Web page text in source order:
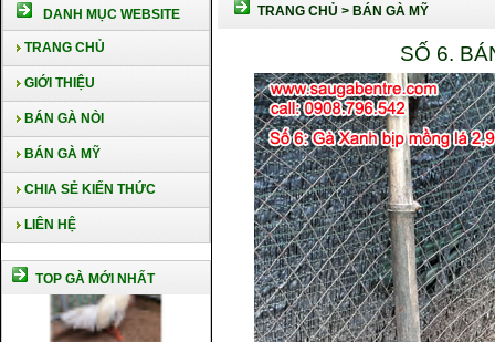
DANH MỤC WEBSITE
TRANG CHỦ
GIỚI THIỆU
BÁN GÀ NÒI
BÁN GÀ MỸ
CHIA SẺ KIẾN THỨC
LIÊN HỆ
TOP GÀ MỚI NHẤT
TRANG CHỦ > BÁN GÀ MỸ
SỐ 6.